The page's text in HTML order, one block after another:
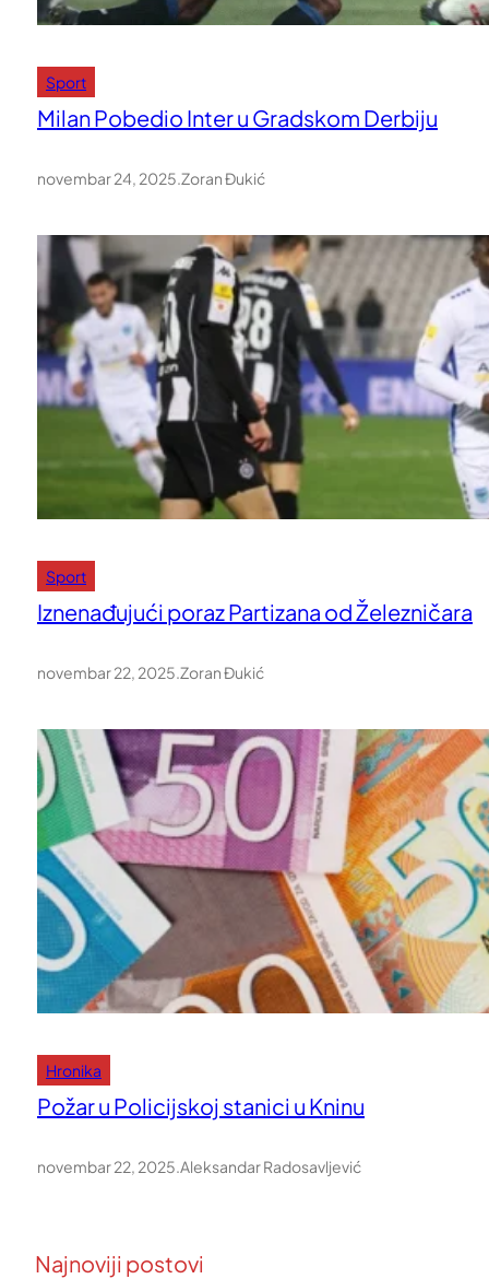
Sport
Milan Pobedio Inter u Gradskom Derbiju
novembar 24, 2025.Zoran Đukić
Sport
Iznenađujući poraz Partizana od Železničara
novembar 22, 2025.Zoran Đukić
Hronika
Požar u Policijskoj stanici u Kninu
novembar 22, 2025.Aleksandar Radosavljević
Najnoviji postovi